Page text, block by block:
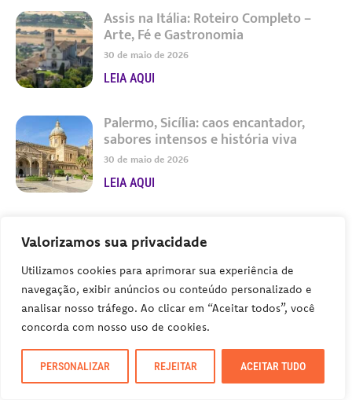
Valorizamos sua privacidade
Utilizamos cookies para aprimorar sua experiência de
navegação, exibir anúncios ou conteúdo personalizado e
analisar nosso tráfego. Ao clicar em “Aceitar todos”, você
concorda com nosso uso de cookies.
PERSONALIZAR REJEITAR ACEITAR TUDO
Assis na Itália: Roteiro Completo –
Arte, Fé e Gastronomia
30 de maio de 2026
LEIA AQUI
Palermo, Sicília: caos encantador,
sabores intensos e história viva
30 de maio de 2026
LEIA AQUI
imperdível na Escócia
26 de maio de 2026
LEIA AQUI
Feriados em Portugal 2026:
Celebrações e Tradições Imperdíveis
26 de maio de 2026